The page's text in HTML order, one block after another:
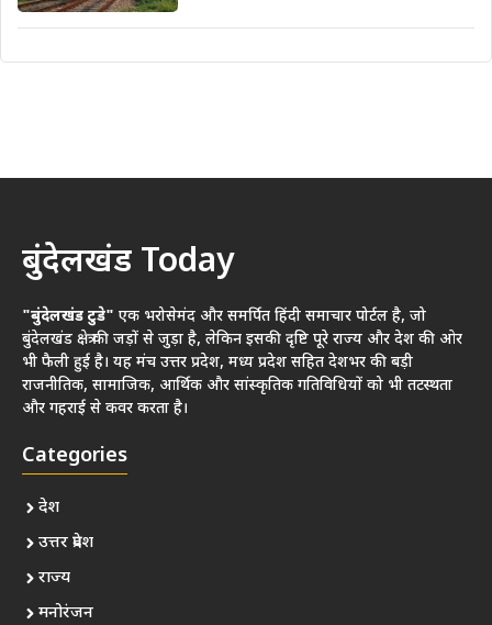
बुंदेलखंड Today
"बुंदेलखंड टुडे" एक भरोसेमंद और समर्पित हिंदी समाचार पोर्टल है, जो
बुंदेलखंड क्षेत्र की जड़ों से जुड़ा है, लेकिन इसकी दृष्टि पूरे राज्य और देश की ओर
भी फैली हुई है। यह मंच उत्तर प्रदेश, मध्य प्रदेश सहित देशभर की बड़ी
राजनीतिक, सामाजिक, आर्थिक और सांस्कृतिक गतिविधियों को भी तटस्थता
और गहराई से कवर करता है।
Categories
देश
उत्तर प्रदेश
राज्य
मनोरंजन